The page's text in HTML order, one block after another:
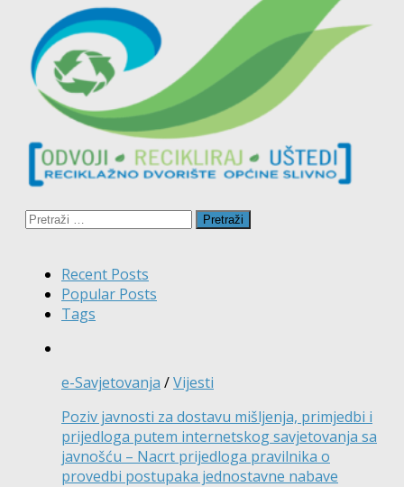
Pretraži:
Recent Posts
Popular Posts
Tags
e-Savjetovanja /Vijesti
Poziv javnosti za dostavu mišljenja, primjedbi i
prijedloga putem internetskog savjetovanja sa
javnošću – Nacrt prijedloga pravilnika o
provedbi postupaka jednostavne nabave